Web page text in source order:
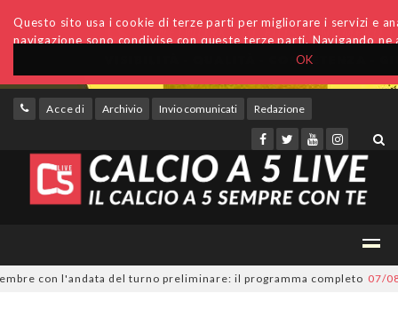
OK
Questo sito usa i cookie di terze parti per migliorare i servizi e
navigazione sono condivise con queste terze parti. Navigando
Accedi Archivio Invio comunicati Redazione
con l'andata del turno preliminare: il programma completo 07/08/